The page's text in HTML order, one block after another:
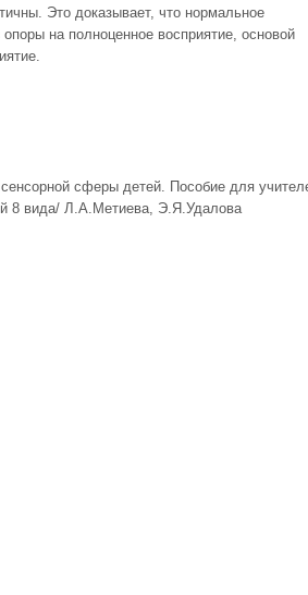
Это доказывает, что нормальное
на полноценное восприятие, основой
сферы детей. Пособие для
8 вида/ Л.А.Метиева, Э.Я.Удалова